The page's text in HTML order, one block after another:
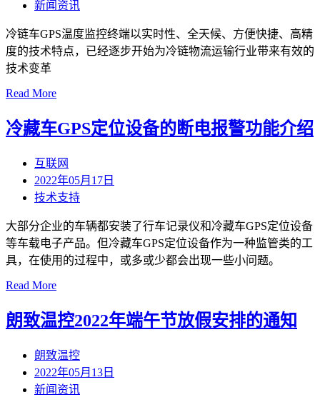
新闻资讯
冷链车GPS温度监控终端以实时性、全天候、方便快捷、高精
度的技术特点，已经逐步开始为冷链物流运输行业带来有效的
技术变革
Read More
冷藏车GPS定位设备的断电报警功能介绍
互联网
2022年05月17日
技术支持
大部分企业的车辆都安装了行车记录仪和冷藏车GPS定位设备
等车载电子产品。但冷藏车GPS定位设备作为一种监管类的工
具，在使用的过程中，或多或少都会出现一些小问题。
Read More
朗致温控2022年端午节放假安排的通知
朗致温控
2022年05月13日
新闻资讯